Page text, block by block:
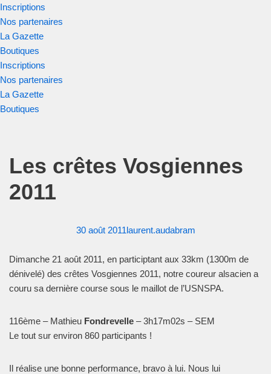
Aller
au
contenu
Inscriptions
Nos partenaires
La Gazette
Boutiques
Inscriptions
Nos partenaires
La Gazette
Boutiques
Les crêtes Vosgiennes
2011
30 août 2011laurent.audabram
Dimanche 21 août 2011, en participtant aux 33km (1300m de
dénivelé) des crêtes Vosgiennes 2011, notre coureur alsacien a
couru sa dernière course sous le maillot de l’USNSPA.
116ème – Mathieu Fondrevelle – 3h17m02s – SEM
Le tout sur environ 860 participants !
Il réalise une bonne performance, bravo à lui. Nous lui